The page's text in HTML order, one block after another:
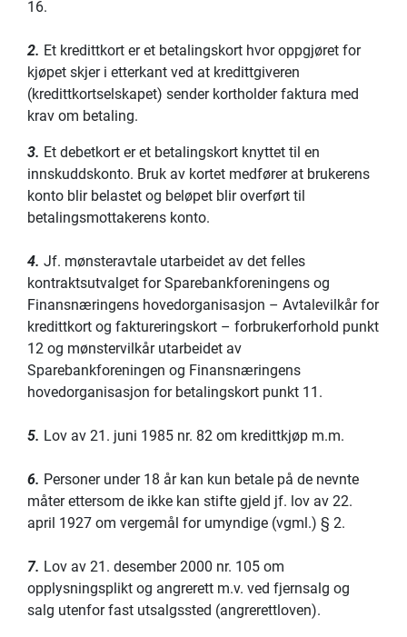
16.
2. Et kredittkort er et betalingskort hvor oppgjøret for
kjøpet skjer i etterkant ved at kredittgiveren
(kredittkortselskapet) sender kortholder faktura med
krav om betaling.
3. Et debetkort er et betalingskort knyttet til en
innskuddskonto. Bruk av kortet medfører at brukerens
konto blir belastet og beløpet blir overført til
betalingsmottakerens konto.
4. Jf. mønsteravtale utarbeidet av det felles
kontraktsutvalget for Sparebankforeningens og
Finansnæringens hovedorganisasjon – Avtalevilkår for
kredittkort og faktureringskort – forbrukerforhold punkt
12 og mønstervilkår utarbeidet av
Sparebankforeningen og Finansnæringens
hovedorganisasjon for betalingskort punkt 11.
5. Lov av 21. juni 1985 nr. 82 om kredittkjøp m.m.
6. Personer under 18 år kan kun betale på de nevnte
måter ettersom de ikke kan stifte gjeld jf. lov av 22.
april 1927 om vergemål for umyndige (vgml.) § 2.
7. Lov av 21. desember 2000 nr. 105 om
opplysningsplikt og angrerett m.v. ved fjernsalg og
salg utenfor fast utsalgssted (angrerettloven).